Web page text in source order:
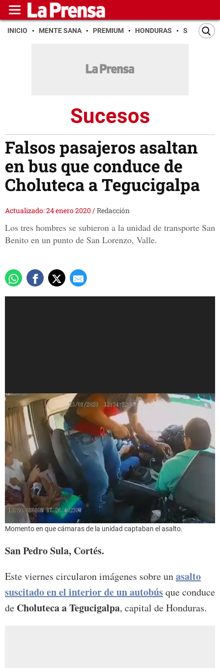
INICIO MENTE SANA PREMIUM HONDURAS SAN PEDRO
Sucesos
Falsos pasajeros asaltan
en bus que conduce de
Choluteca a Tegucigalpa
Actualizado: 24 enero 2020/Redacción
Los tres hombres se subieron a la unidad de transporte San
Benito en un punto de San Lorenzo, Valle.
Momento en que cámaras de la unidad captaban el asalto.
San Pedro Sula, Cortés.
Este viernes circularon imágenes sobre unasalto
suscitado en el interior de un autobúsque conduce
de Choluteca a Tegucigalpa, capital de Honduras.